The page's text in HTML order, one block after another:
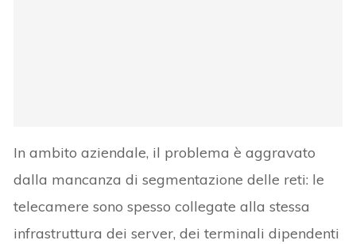
In ambito aziendale, il problema è aggravato
dalla mancanza di segmentazione delle reti: le
telecamere sono spesso collegate alla stessa
infrastruttura dei server, dei terminali dipendenti